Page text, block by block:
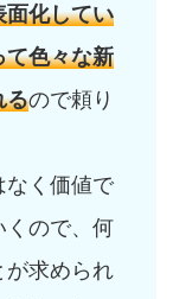
面化してい
て色々な新
るので頼り
なく価値で
くので、何
が求められ